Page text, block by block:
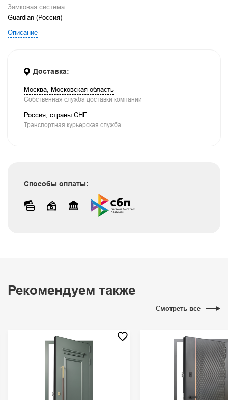
Замковая система:
Guardian (Россия)
Описание
Доставка:
Москва, Московская область
Собственная служба доставки компании
Россия, страны СНГ
Транспортная курьерская служба
Способы оплаты:
Рекомендуем также
Смотреть все